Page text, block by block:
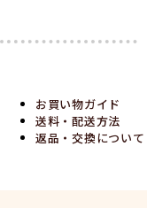
お買い物ガイド
送料・配送方法
返品・交換について